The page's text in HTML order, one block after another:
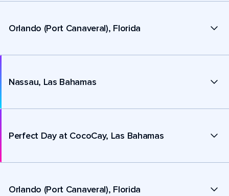
Orlando (Port Canaveral), Florida
Nassau, Las Bahamas
Perfect Day at CocoCay, Las Bahamas
Orlando (Port Canaveral), Florida